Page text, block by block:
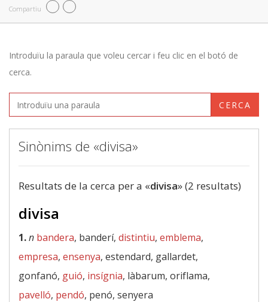
Compartiu
Introduïu la paraula que voleu cercar i feu clic en el botó de
cerca.
CERCA
Sinònims de «divisa»
Resultats de la cerca per a «divisa» (2 resultats)
divisa
1.n bandera, banderí, distintiu, emblema,
empresa, ensenya, estendard, gallardet,
gonfanó, guió, insígnia, làbarum, oriflama,
pavelló, pendó, penó, senyera